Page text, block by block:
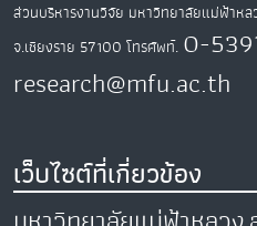
ส่วนบริหารงานวิจัย มหาวิทยาลัยแม่ฟ้าหล
จ.เชียงราย 57100 โทรศัพท์. 0-
research@mfu.ac.th
เว็บไซต์ที่เกี่ยวข้อง